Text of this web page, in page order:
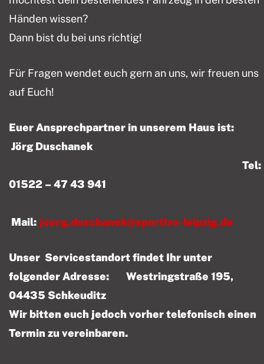
Händen wissen?
Dann bist du bei uns richtig!
Für Fragen wendet euch gern an uns, wir freuen uns
auf Euch!
Euer Ansprechpartner in unserem Haus ist:
Jörg Duschanek
Tel:
01522 – 47 43 941
Mail: joerg.duschanek@sportivo-leipzig.de
Unser Servicestandort findet Ihr unter
folgender Adresse: Westringstraße 195,
04435 Schkeuditz
Wir bitten euch jedoch vorher telefonisch einen
Termin zu vereinbaren.